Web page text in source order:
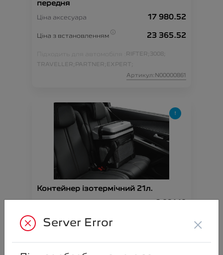
передня
Ціна аксесуара 17 980.52
Ціна з встановленням 23 365.52
Підходить для автомобіля : RIFTER; 3008;
TRAVELLER; PARTNER; EXPERT;
Артикул:N00000861
Контейнер ізотермічний 21л.
Server Error ×